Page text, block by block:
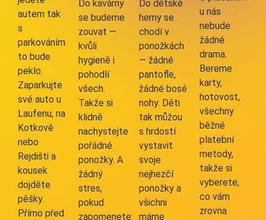
autem tak
s
parkováním
to bude
peklo.
Zaparkujte
své auto u
Laufenu, na
Kotkově
nebo
Rejdišti a
kousek
dojděte
pěšky.
Přímo před
Do kavárny
se budeme
zouvat —
kvůli
hygieně i
pohodlí
všech.
Takže si
klidně
nachystejte
pořádné
ponožky. A
žádný
stres,
pokud
zapomenete:
Do dětské
herny se
chodí v
ponožkách
— žádné
pantofle,
žádné bosé
nohy. Děti
tak můžou
s hrdostí
vystavit
svoje
nejhezčí
ponožky a
všichni
máme
u nás
nebude
žádné
drama.
Bereme
karty,
hotovost,
všechny
běžné
platební
metody,
takže si
vyberete,
co vám
zrovna